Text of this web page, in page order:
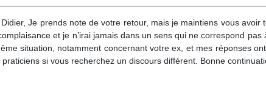
Je prends note de votre retour, mais je maintiens vous
et je n’irai jamais dans un sens qui ne correspond
situation, notamment concernant votre ex, et mes réponses
praticiens si vous recherchez un discours différent. Bonne